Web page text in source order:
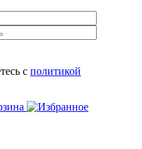
с политикой